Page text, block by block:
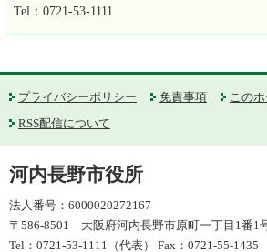
Tel：0721-53-1111
プライバシーポリシー 免責事項
この
RSS配信について
河内長野市役所
法人番号：6000020272167
〒586-8501 大阪府河内長野市原町一丁目1番1
Tel：0721-53-1111（代表） Fax：0721-55-1435